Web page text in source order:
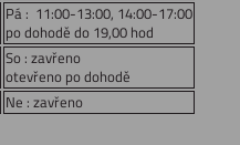
Pá : 11:00-13:00, 14:00-17:00
po dohodě do 19,00 hod
So : zavřeno
otevřeno po dohodě
Ne : zavřeno